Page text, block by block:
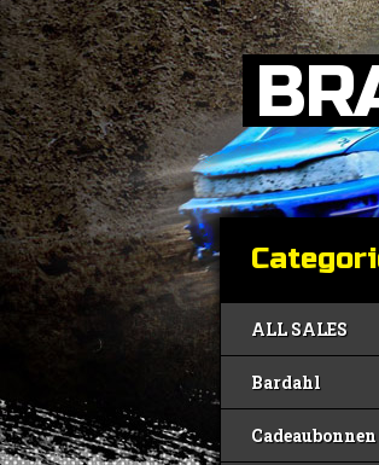
ALL SALES
Bardahl
Cadeaubonnen